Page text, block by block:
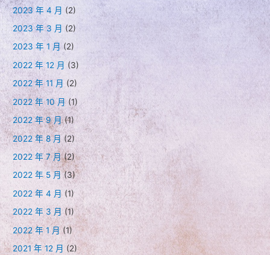
2023 年 4 月 (2)
2023 年 3 月 (2)
2023 年 1 月 (2)
2022 年 12 月 (3)
2022 年 11 月 (2)
2022 年 10 月(1)
2022 年 9 月(1)
2022 年 8 月(2)
2022 年 7 月(2)
2022 年 5 月(3)
2022 年 4 月 (1)
2022 年 3 月 (1)
2022 年 1 月(1)
2021 年 12 月 (2)